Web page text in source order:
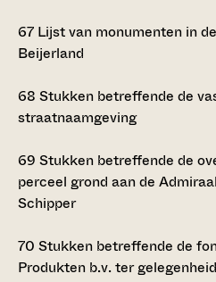
67 Lijst van monumenten in
Beijerland
68 Stukken betreffende de
straatnaamgeving
69 Stukken betreffende de
perceel grond aan de
Schipper
70 Stukken betreffende de
Produkten b.v. ter